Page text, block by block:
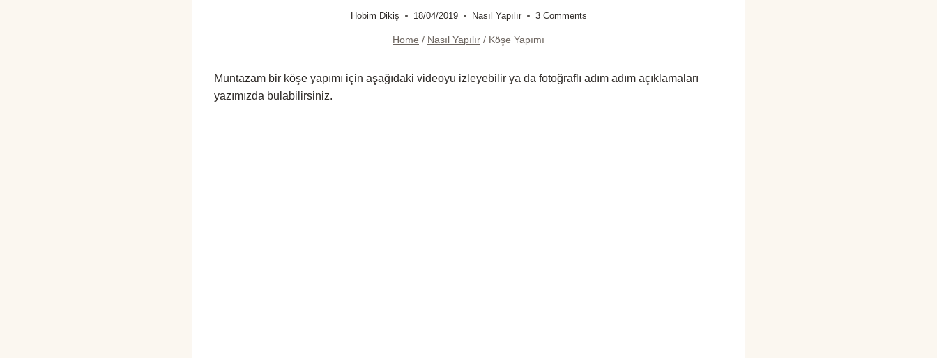
Hobim Dikiş 18/04/2019 Nasıl Yapılır 3 Comments
Home / Nasıl Yapılır / Köşe Yapımı
Muntazam bir köşe yapımı için aşağıdaki videoyu izleyebilir ya da fotoğraflı adım adım açıklamaları
yazımızda bulabilirsiniz.